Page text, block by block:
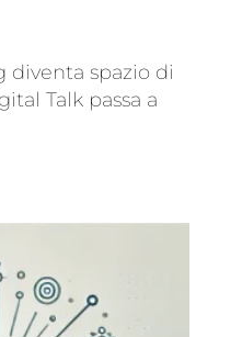
diventa spazio di
Talk passa a